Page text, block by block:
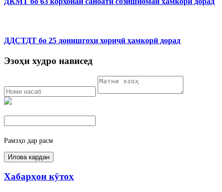
ДДСТДТ бо 25 донишгоҳи хориҷӣ ҳамкорӣ дорад
Эзоҳи худро нависед
Рамзҳо дар расм
Хабарҳои кӯтоҳ